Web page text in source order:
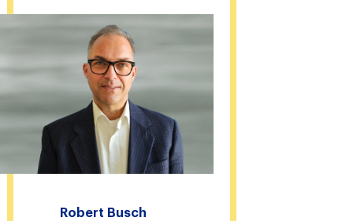
Robert Busch